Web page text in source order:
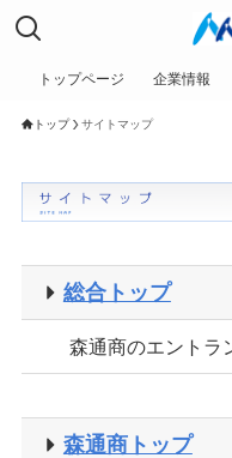
トップページ 企業情報
トップ サイトマップ
総合トップ
森通商のエントラ
森通商トップ